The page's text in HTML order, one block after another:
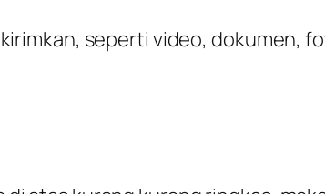
seperti video, dokumen,